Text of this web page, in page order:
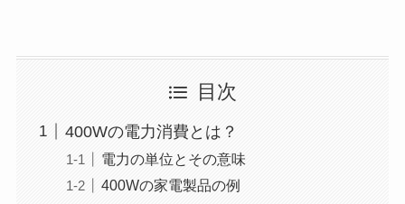
目次
400Wの電力消費とは？
電力の単位とその意味
400Wの家電製品の例